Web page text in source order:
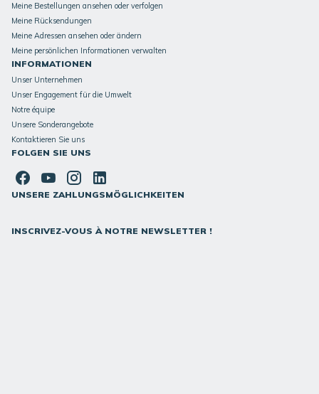
Meine Bestellungen ansehen oder verfolgen
Meine Rücksendungen
Meine Adressen ansehen oder ändern
Meine persönlichen Informationen verwalten
INFORMATIONEN
Unser Unternehmen
Unser Engagement für die Umwelt
Notre équipe
Unsere Sonderangebote
Kontaktieren Sie uns
FOLGEN SIE UNS
UNSERE ZAHLUNGSMÖGLICHKEITEN
INSCRIVEZ-VOUS À NOTRE NEWSLETTER !